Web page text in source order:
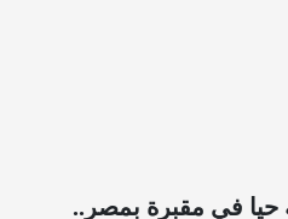
حيا في مقبرة بمصر..